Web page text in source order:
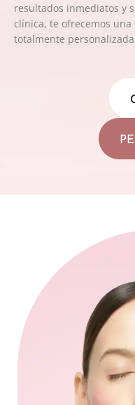
resultados inmediatos y
clínica, te ofrecemos
totalmente